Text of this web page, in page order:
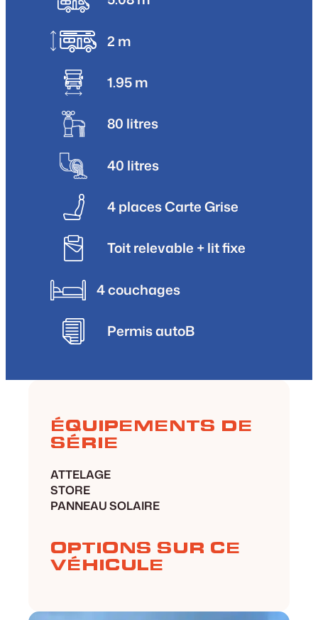
2 m
1.95 m
80 litres
40 litres
4 places Carte Grise
Toit relevable + lit fixe
4 couchages
Permis autoB
ÉQUIPEMENTS DE
SÉRIE
ATTELAGE
STORE
PANNEAU SOLAIRE
OPTIONS SUR CE
VÉHICULE